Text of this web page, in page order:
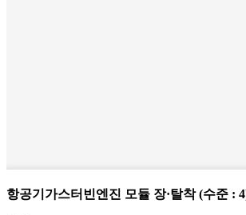
항공기가스터빈엔진 모듈 장·탈착(수준 :